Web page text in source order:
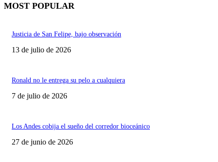
MOST POPULAR
Justicia de San Felipe, bajo observación
13 de julio de 2026
Ronald no le entrega su pelo a cualquiera
7 de julio de 2026
Los Andes cobija el sueño del corredor bioceánico
27 de junio de 2026